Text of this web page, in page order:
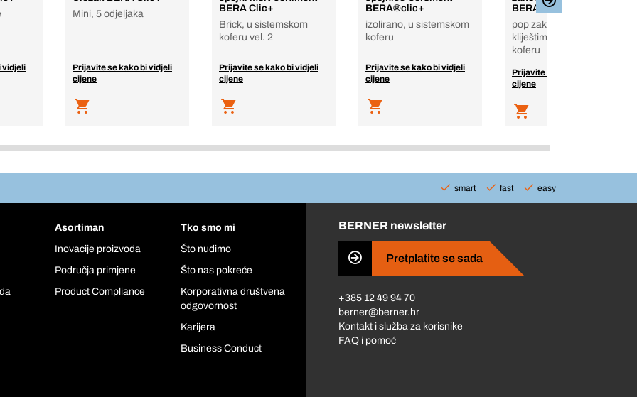
vidjeli
Mini, 5 odjeljaka
Prijavite se kako bi vidjeli
cijene
BERA Clic+
Brick, u sistemskom
koferu vel. 2
Prijavite se kako bi vidjeli
cijene
BERA®clic+
izolirano, u sistemskom
koferu
Prijavite se kako bi vidjeli
cijene
BERA Clic+
pop zakovica, sa
kliještima, u sistemskom
koferu
Prijavite se kako bi vidjeli
cijene
smart fast easy
Asortiman
Inovacije proizvoda
Područja primjene
Product Compliance
Tko smo mi
Što nudimo
Što nas pokreće
Korporativna društvena
odgovornost
Karijera
Business Conduct
BERNER newsletter
Pretplatite se sada
+385 12 49 94 70
berner@berner.hr
Kontakt i služba za korisnike
FAQ i pomoć